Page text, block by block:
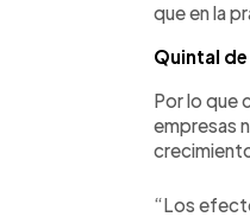
que en la
Quintal
Por lo que
empresas
“Los